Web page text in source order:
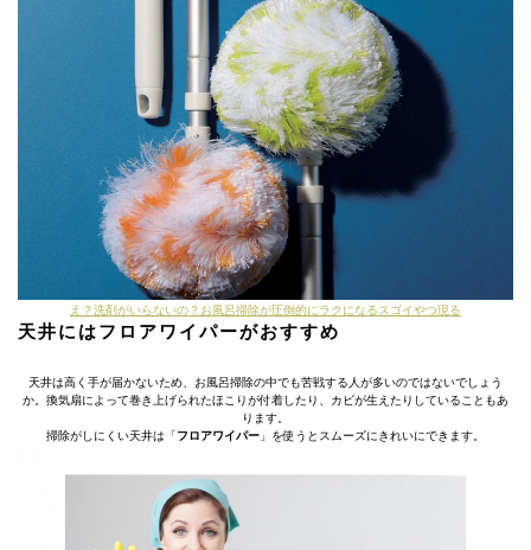
え？洗剤がいらないの？お風呂掃除が圧倒的にラクになるスゴイやつ現る
天井にはフロアワイパーがおすすめ
天井は高く手が届かないため、お風呂掃除の中でも苦戦する人が多いのではないでしょう
か。換気扇によって巻き上げられたほこりが付着したり、カビが生えたりしていることもあ
ります。
掃除がしにくい天井は「フロアワイパー 」を使うとスムーズにきれいにできます。